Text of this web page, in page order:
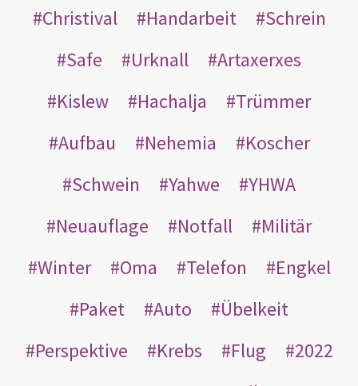
Christival Handarbeit
Schrein
Safe
Urknall
Artaxerxes
Kislew
Hachalja
Trümmer
Aufbau
Nehemia
Koscher
Schwein
Yahwe
YHWA
Neuauflage
Notfall
Militär
Winter
Oma Telefon
Engkel
Paket
Auto
Übelkeit
Perspektive
Krebs Flug
2022